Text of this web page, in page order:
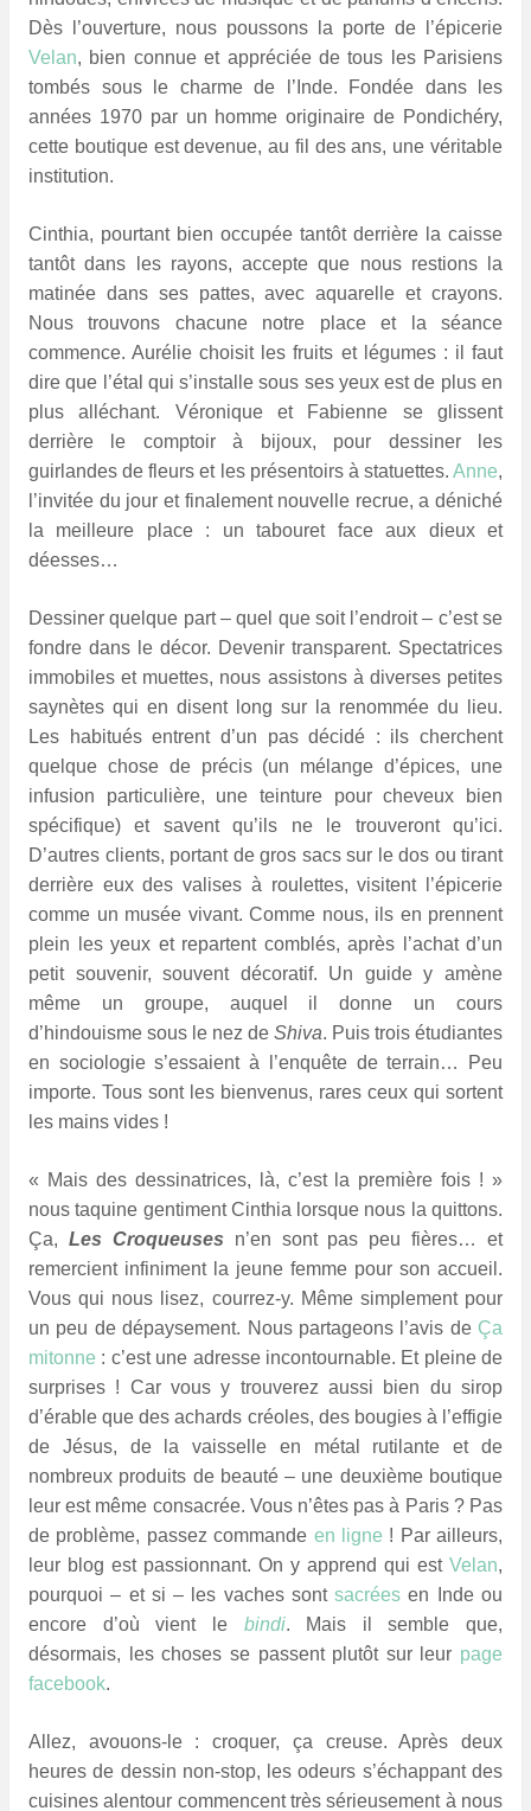
Dès l’ouverture, nous poussons la porte de l’épicerie
Velan, bien connue et appréciée de tous les Parisiens
tombés sous le charme de l’Inde. Fondée dans les
années 1970 par un homme originaire de Pondichéry,
cette boutique est devenue, au fil des ans, une véritable
institution.
Cinthia, pourtant bien occupée tantôt derrière la caisse
tantôt dans les rayons, accepte que nous restions la
matinée dans ses pattes, avec aquarelle et crayons.
Nous trouvons chacune notre place et la séance
commence. Aurélie choisit les fruits et légumes : il faut
dire que l’étal qui s’installe sous ses yeux est de plus en
plus alléchant. Véronique et Fabienne se glissent
derrière le comptoir à bijoux, pour dessiner les
guirlandes de fleurs et les présentoirs à statuettes. Anne,
l’invitée du jour et finalement nouvelle recrue, a déniché
la meilleure place : un tabouret face aux dieux et
déesses…
Dessiner quelque part – quel que soit l’endroit – c’est se
fondre dans le décor. Devenir transparent. Spectatrices
immobiles et muettes, nous assistons à diverses petites
saynètes qui en disent long sur la renommée du lieu.
Les habitués entrent d’un pas décidé : ils cherchent
quelque chose de précis (un mélange d’épices, une
infusion particulière, une teinture pour cheveux bien
spécifique) et savent qu’ils ne le trouveront qu’ici.
D’autres clients, portant de gros sacs sur le dos ou tirant
derrière eux des valises à roulettes, visitent l’épicerie
comme un musée vivant. Comme nous, ils en prennent
plein les yeux et repartent comblés, après l’achat d’un
petit souvenir, souvent décoratif. Un guide y amène
même un groupe, auquel il donne un cours
d’hindouisme sous le nez de Shiva. Puis trois étudiantes
en sociologie s’essaient à l’enquête de terrain… Peu
importe. Tous sont les bienvenus, rares ceux qui sortent
les mains vides !
« Mais des dessinatrices, là, c’est la première fois ! »
nous taquine gentiment Cinthia lorsque nous la quittons.
Ça, Les Croqueuses n’en sont pas peu fières… et
remercient infiniment la jeune femme pour son accueil.
Vous qui nous lisez, courrez-y. Même simplement pour
un peu de dépaysement. Nous partageons l’avis de Ça
mitonne : c’est une adresse incontournable. Et pleine de
surprises ! Car vous y trouverez aussi bien du sirop
d’érable que des achards créoles, des bougies à l’effigie
de Jésus, de la vaisselle en métal rutilante et de
nombreux produits de beauté – une deuxième boutique
leur est même consacrée. Vous n’êtes pas à Paris ? Pas
de problème, passez commande en ligne ! Par ailleurs,
leur blog est passionnant. On y apprend qui est Velan,
pourquoi – et si – les vaches sontsacrées en Inde ou
encore d’où vient le bindi. Mais il semble que,
désormais, les choses se passent plutôt sur leur page
facebook.
Allez, avouons-le : croquer, ça creuse. Après deux
heures de dessin non-stop, les odeurs s’échappant des
cuisines alentour commencent très sérieusement à nous